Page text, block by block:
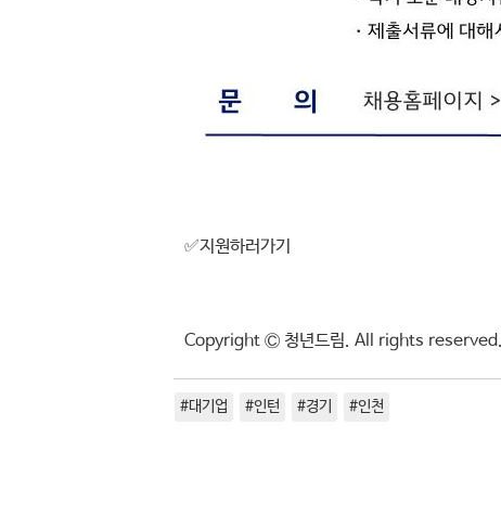
✅지원하러가기
Copyright Ⓒ 청년드림. All rights reserved.
#대기업 #인턴 #경기 #인천